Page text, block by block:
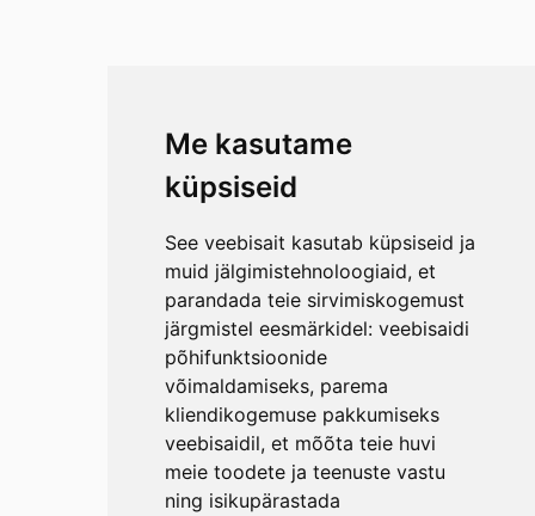
Me kasutame
küpsiseid
See veebisait kasutab küpsiseid ja
muid jälgimistehnoloogiaid, et
parandada teie sirvimiskogemust
järgmistel eesmärkidel: veebisaidi
põhifunktsioonide
võimaldamiseks, parema
kliendikogemuse pakkumiseks
veebisaidil, et mõõta teie huvi
meie toodete ja teenuste vastu
ning isikupärastada